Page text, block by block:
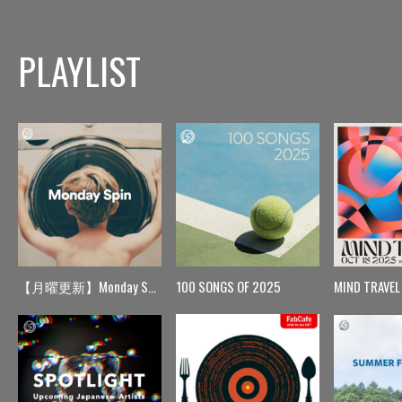
PLAYLIST
【月曜更新】Monday Spin 100 SONGS OF 2025 MIND TRAVEL